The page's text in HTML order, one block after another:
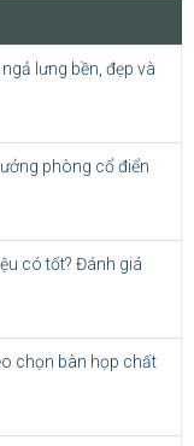
lưng bền, đẹp và
phòng cổ điển
có tốt? Đánh giá
chọn bàn họp chất